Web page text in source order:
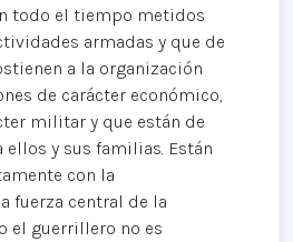
todo el tiempo metidos
armadas y que de
a la organización
de carácter económico,
militar y que están de
ellos y sus familias. Están
con la
fuerza central de la
el guerrillero no es